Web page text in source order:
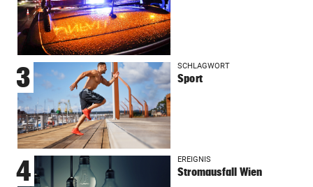
3 SCHLAGWORT
Sport
4 EREIGNIS
Stromausfall Wien